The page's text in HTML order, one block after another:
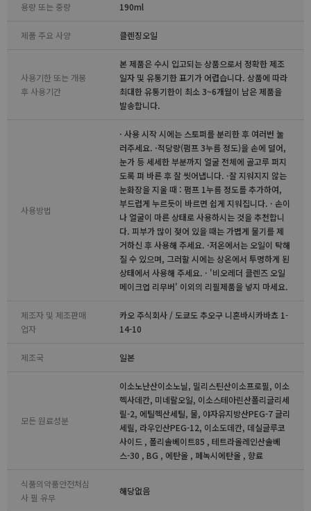
용량 또는 중량 190ml
제품 주요 사양 클렌징오일
사용기한 또는 개봉
후 사용기간
본 제품은 수시 입고되는 상품으로서 정확한 제조
일자 및 유통기한 표기가 어렵습니다. 상품에 따라
최대한 유통기한이 최소 3~6개월이 남은 제품을
발송합니다.
사용방법
· 사용 시작 시에는 스토퍼를 분리한 후 여러번 눌
러주세요. ·적당량(펌프 3누름 정도)을 손에 덜어,
눈가 등 세세한 부분까지 얼굴 전체에 골고루 퍼지
도록 펴 바른 후 잘 씻어냅니다. ·잘 지워지지 않는
눈화장을 지울 때 : 펌프 1누름 정도를 추가하여,
부드럽게 누르듯이 바르면 쉽게 지워집니다. · 손이
나 얼굴이 마른 상태로 사용하시는 것을 추천합니
다. 피부가 많이 젖어 있을 때는 가볍게 물기를 제
거하신 후 사용해 주세요. ·저온에서는 오일이 탁해
질 수 있으며, 그러할 시에는 상온에서 투명하게 된
상태에서 사용해 주세요. · '비오레더 클렌즈 오일
메이크업 리무버' 이외의 리필제품을 넣지 마세요.
제조자 및 제조판매
업자
카오 주식회사 / 도쿄도 추오구 니혼바시카바쵸 1-
14-10
제조국 일본
모든 원료성분
이소노난산이소노닐, 밀리스틴산이소프로필, 이소
헥사데칸, 미네랄오일, 이소스테아린산폴리글리세
릴-2, 에틸헥산세틸, 물, 야자유지방산PEG-7 글리
세릴, 라우인산PEG-12, 이소도데칸, 데실글루코
사이드 , 폴리솔베이트85 , 테트라올레인산솔베
스-30 , BG , 에탄올 , 페녹시에탄올 , 향료
식품의약품안전처심
사 필 유무
해당없음